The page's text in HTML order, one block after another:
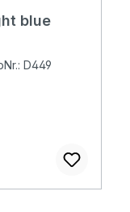
blue
D449